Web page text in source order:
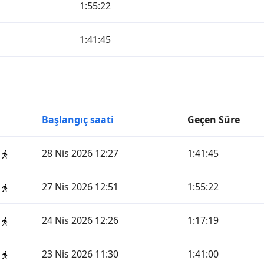
1:55:22
1:41:45
Başlangıç saati Geçen Süre
28 Nis 2026 12:27 1:41:45
27 Nis 2026 12:51 1:55:22
24 Nis 2026 12:26 1:17:19
23 Nis 2026 11:30 1:41:00